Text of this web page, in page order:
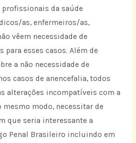
da saúde
as, enfermeiros/as,
vêem necessidade de
esses casos. Além de
a não necessidade de
casos de anencefalia, todos
alterações incompatíveis com a
mesmo modo, necessitar de
que seria interessante a
Penal Brasileiro incluindo em